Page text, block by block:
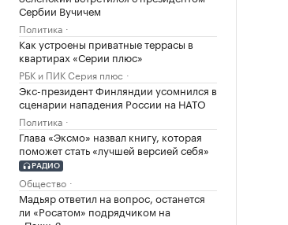
Сербии Вучичем
Политика
Как устроены приватные террасы в
квартирах «Серии плюс»
РБК и ПИК Серия плюс
Экс-президент Финляндии усомнился в
сценарии нападения России на НАТО
Политика
Глава «Эксмо» назвал книгу, которая
поможет стать «лучшей версией себя»
РАДИО
Общество
Мадьяр ответил на вопрос, останется
ли «Росатом» подрядчиком на